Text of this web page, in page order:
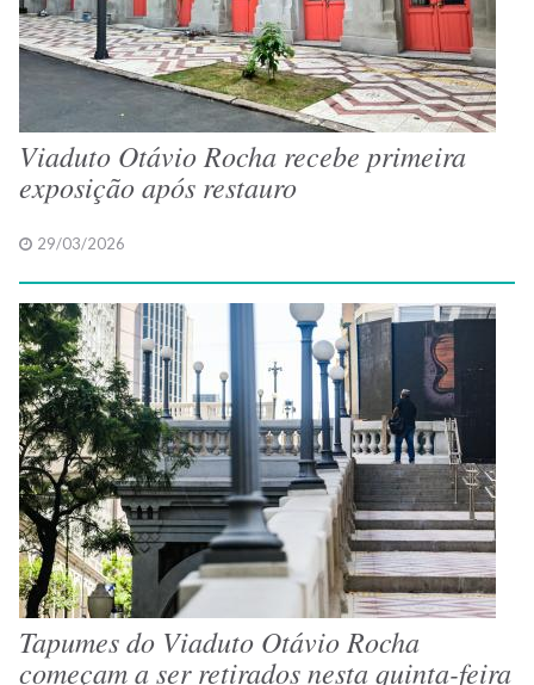
Viaduto Otávio Rocha recebe primeira
exposição após restauro
29/03/2026
Tapumes do Viaduto Otávio Rocha
começam a ser retirados nesta quinta-feira